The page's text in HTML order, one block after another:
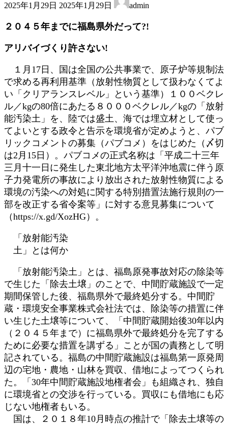
2025年1月29日 終
新
時
2025年1月29日 admin
２０４５年までに福島県外だって?!
アリバイづくり許さない!
１月17日、国は全国の公共事業で、原子炉等規制法
で求める再利用基準（放射性物質として扱わなくてよ
い「クリアランスレベル」という基準）１００ベクレ
ル／kgの80倍にあたる８０００ベクレル／kgの「放射
能汚染土」を、陸では盛土、海では埋立材として使っ
てよいとする政令と告示を環境省が定めようと、パブ
リックコメントの募集（パブコメ）をはじめた（〆切
は2月15日）。パブコメの正式名称は「平成二十三年
三月十一日に発生した東北地方太平洋沖地震に伴う原
子力発電所の事故により放出された放射性物質による
環境の汚染への対処に関する特別措置法施行規則の一
部を改正する省令案等」に対する意見募集について
（https://x.gd/XozHG）。
「放射能汚染
土」とは何か
「放射能汚染土」とは、福島原発事故対応の除染等
で生じた「除去土壌」のことで、中間貯蔵施設で一定
期間保管した後、福島県外で最終処分する。中間貯
蔵・環境安全事業株式会社法では、除染等の措置に伴
い生じた土壌等について、「中間貯蔵開始後30年以内
（２０４５年まで）に福島県外で最終処分を完了する
ために必要な措置を講ずる」ことが国の責務として明
記されている。福島の中間貯蔵施設は福島第一原発周
辺の宅地・農地・山林を買収、借地によってつくられ
た。「30年中間貯蔵施設地権者会」も組織され、独自
に環境省との交渉を行っている。買収にも借地にも応
じない地権者もいる。
国は、２０１８年10月時点の推計で「除去土壌等の